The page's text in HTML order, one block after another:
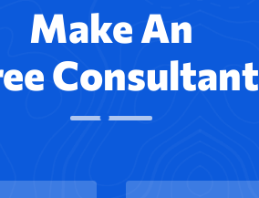
Make An
Consultant